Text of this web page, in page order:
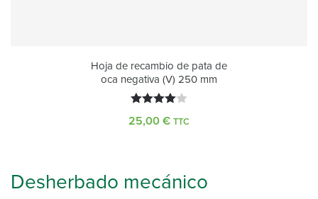
Hoja de recambio de pata de
oca negativa (V) 250 mm
25,00 € TTC
Desherbado mecánico